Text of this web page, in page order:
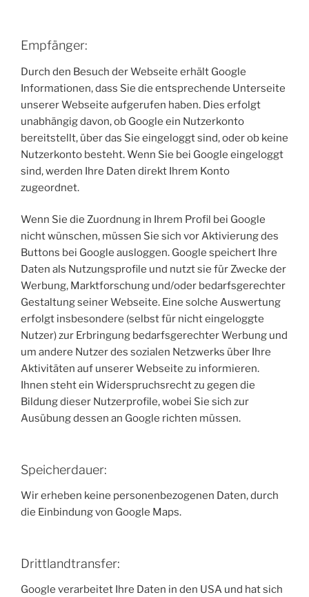
Empfänger:
Durch den Besuch der Webseite erhält Google
Informationen, dass Sie die entsprechende Unterseite
unserer Webseite aufgerufen haben. Dies erfolgt
unabhängig davon, ob Google ein Nutzerkonto
bereitstellt, über das Sie eingeloggt sind, oder ob keine
Nutzerkonto besteht. Wenn Sie bei Google eingeloggt
sind, werden Ihre Daten direkt Ihrem Konto
zugeordnet.
Wenn Sie die Zuordnung in Ihrem Profil bei Google
nicht wünschen, müssen Sie sich vor Aktivierung des
Buttons bei Google ausloggen. Google speichert Ihre
Daten als Nutzungsprofile und nutzt sie für Zwecke der
Werbung, Marktforschung und/oder bedarfsgerechter
Gestaltung seiner Webseite. Eine solche Auswertung
erfolgt insbesondere (selbst für nicht eingeloggte
Nutzer) zur Erbringung bedarfsgerechter Werbung und
um andere Nutzer des sozialen Netzwerks über Ihre
Aktivitäten auf unserer Webseite zu informieren.
Ihnen steht ein Widerspruchsrecht zu gegen die
Bildung dieser Nutzerprofile, wobei Sie sich zur
Ausübung dessen an Google richten müssen.
Speicherdauer:
Wir erheben keine personenbezogenen Daten, durch
die Einbindung von Google Maps.
Drittlandtransfer:
Google verarbeitet Ihre Daten in den USA und hat sich